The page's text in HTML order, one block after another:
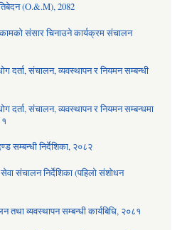
(O.&.M), 2082
संसार चिनाउने कार्यक्रम संचालन
दर्ता, संचालन, व्यवस्थापन र नियमन सम्बन्धी
दर्ता, संचालन, व्यवस्थापन र नियमन सम्बन्धमा
सम्बन्धी निर्देशिका, २०८२
संचालन निर्देशिका (पहिलो संशोधन
व्यवस्थापन सम्बन्धी कार्यबिधि, २०८१